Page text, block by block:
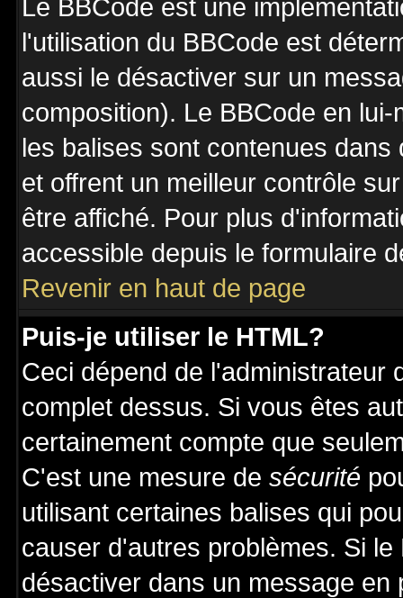
Le BBCode est une
l'utilisation du BBCode est
aussi le désactiver sur un
composition). Le BBCode en
les balises sont contenues
et offrent un meilleur contrôle
être affiché. Pour plus
accessible depuis le formulaire
Revenir en haut de page
Puis-je utiliser le HTML?
Ceci dépend de l'administrateur
complet dessus. Si vous êtes
certainement compte que
C'est une mesure de sécurité
utilisant certaines balises qui
causer d'autres problèmes. Si
désactiver dans un message